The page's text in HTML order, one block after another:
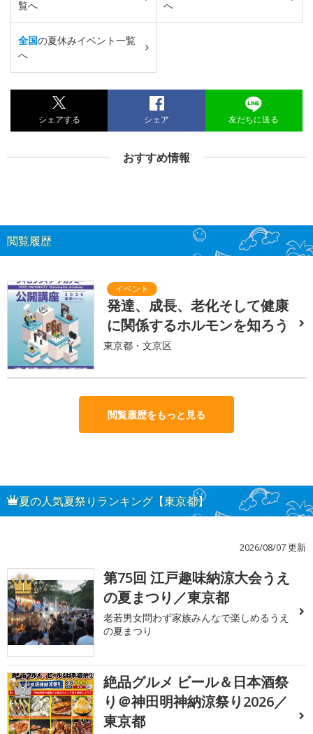
覧へ へ
全国の夏休みイベント一覧
へ
シェアする シェア 友だちに送る
おすすめ情報
閲覧履歴
発達、成長、老化そして健康
に関係するホルモンを知ろう
東京都・文京区
閲覧履歴をもっと見る
夏の人気夏祭りランキング【東京都】
2026/08/07 更新
1
第75回 江戸趣味納涼大会うえ
の夏まつり／東京都
老若男女問わず家族みんなで楽しめるうえ
の夏まつり
2
絶品グルメ ビール＆日本酒祭
り＠神田明神納涼祭り2026／
東京都